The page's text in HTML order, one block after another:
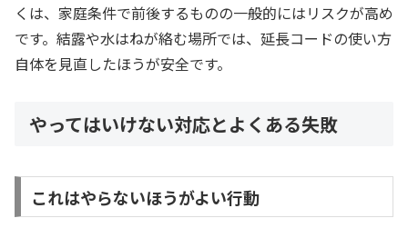
くは、家庭条件で前後するものの一般的にはリスクが高め
です。結露や水はねが絡む場所では、延長コードの使い方
自体を見直したほうが安全です。
やってはいけない対応とよくある失敗
これはやらないほうがよい行動